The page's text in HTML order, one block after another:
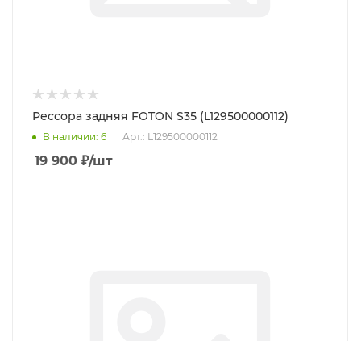
Рессора задняя FOTON S35 (L129500000112)
В наличии: 6 Арт.: L129500000112
19 900 ₽/шт